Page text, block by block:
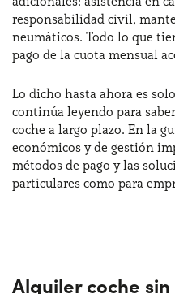
responsabilidad civil,
neumáticos. Todo lo que
pago de la cuota mensual
Lo dicho hasta ahora es
continúa leyendo para
coche a largo plazo. En la
económicos y de gestión
métodos de pago y las
particulares como para
Alquiler coche